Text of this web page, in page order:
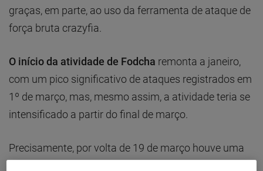
graças, em parte, ao uso da ferramenta de ataque de
força bruta crazyfia.
O início da atividade de Fodcha remonta a janeiro,
com um pico significativo de ataques registrados em
1º de março, mas, mesmo assim, a atividade teria se
intensificado a partir do final de março.
Precisamente, por volta de 19 de março houve uma